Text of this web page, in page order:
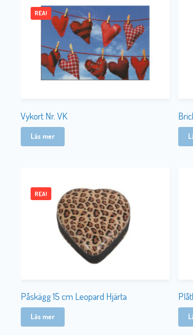
Vykort Nr. VK
REA!
Läs mer
Påskägg 15 cm Leopard Hjärta
REA!
Läs mer